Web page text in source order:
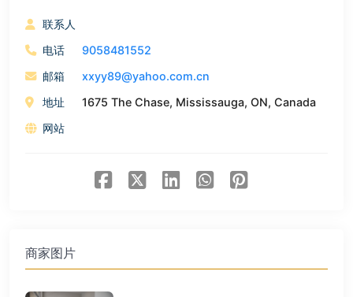
联系人
电话
9058481552
邮箱
xxyy89@yahoo.com.cn
地址
1675 The Chase, Mississauga, ON, Canada
网站
商家图片